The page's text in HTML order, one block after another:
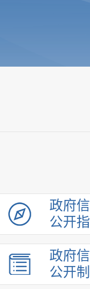
政府
公开
政府
公开